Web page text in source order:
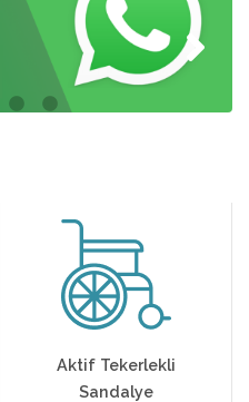
Aktif Tekerlekli
Sandalye